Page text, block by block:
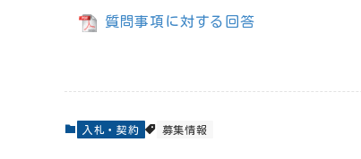
質問事項に対する回答
入札・契約 募集情報